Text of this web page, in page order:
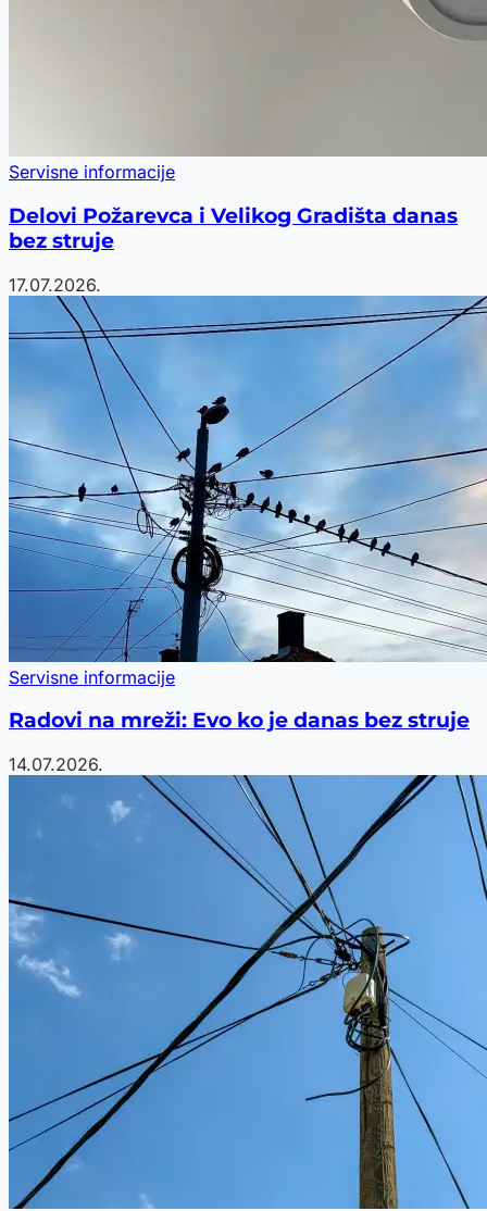
Servisne informacije
Delovi Požarevca i Velikog Gradišta danas
bez struje
17.07.2026.
Servisne informacije
Radovi na mreži: Evo ko je danas bez struje
14.07.2026.